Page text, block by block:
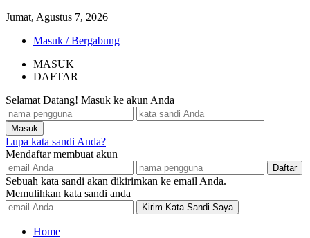
Jumat, Agustus 7, 2026
Masuk / Bergabung
MASUK
DAFTAR
Selamat Datang! Masuk ke akun Anda
Lupa kata sandi Anda?
Mendaftar membuat akun
Sebuah kata sandi akan dikirimkan ke email Anda.
Memulihkan kata sandi anda
Home